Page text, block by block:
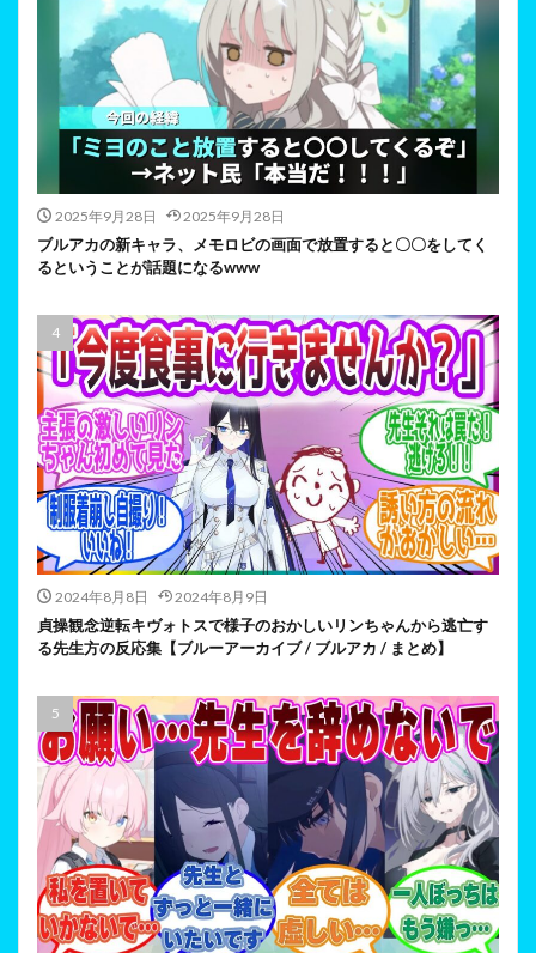
2025年9月28日 2025年9月28日
ブルアカの新キャラ、メモロビの画面で放置すると〇〇をしてく
るということが話題になるwww
2024年8月8日 2024年8月9日
貞操観念逆転キヴォトスで様子のおかしいリンちゃんから逃亡す
る先生方の反応集【ブルーアーカイブ / ブルアカ / まとめ】